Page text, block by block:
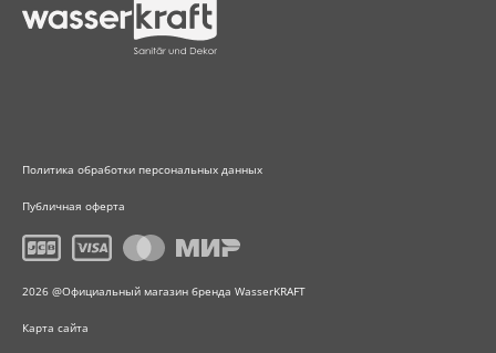
Политика обработки персональных данных
Публичная оферта
2026 @Официальный магазин бренда WasserKRAFT
Карта сайта